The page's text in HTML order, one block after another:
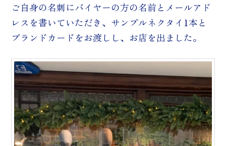
ご自身の名刺にバイヤーの方の名前とメールアド
レスを書いていただき、サンプルネクタイ1本と
ブランドカードをお渡しし、お店を出ました。